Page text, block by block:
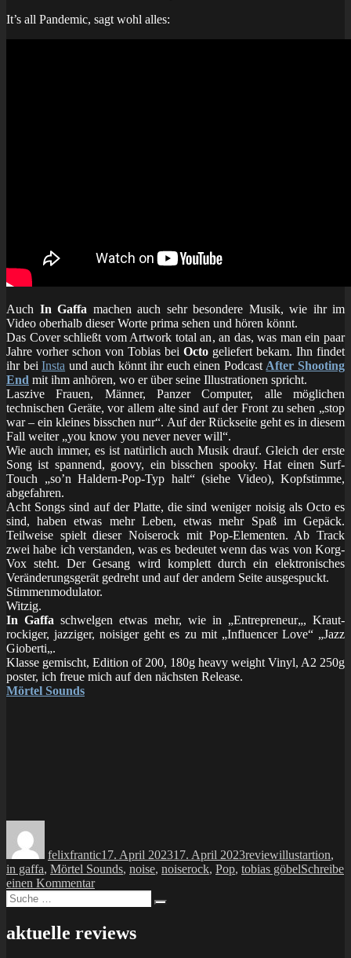
It’s all Pandemic, sagt wohl alles:
Auch In Gaffa machen auch sehr besondere Musik, wie ihr im
Video oberhalb dieser Worte prima sehen und hören könnt.
Das Cover schließt vom Artwork total an, an das, was man ein paar
Jahre vorher schon von Tobias bei Octo geliefert bekam. Ihn findet
ihr beiInsta und auch könnt ihr euch einen Podcast After Shooting
End mit ihm anhören, wo er über seine Illustrationen spricht.
Laszive Frauen, Männer, Panzer Computer, alle möglichen
technischen Geräte, vor allem alte sind auf der Front zu sehen „stop
war – ein kleines bisschen nur“. Auf der Rückseite geht es in diesem
Fall weiter „you know you never never will“.
Wie auch immer, es ist natürlich auch Musik drauf. Gleich der erste
Song ist spannend, goovy, ein bisschen spooky. Hat einen Surf-
Touch „so’n Haldern-Pop-Typ halt“ (siehe Video), Kopfstimme,
abgefahren.
Acht Songs sind auf der Platte, die sind weniger noisig als Octo es
sind, haben etwas mehr Leben, etwas mehr Spaß im Gepäck.
Teilweise spielt dieser Noiserock mit Pop-Elementen. Ab Track
zwei habe ich verstanden, was es bedeutet wenn das was von Korg-
Vox steht. Der Gesang wird komplett durch ein elektronisches
Veränderungsgerät gedreht und auf der andern Seite ausgespuckt.
Stimmenmodulator.
Witzig.
In Gaffa schwelgen etwas mehr, wie in „Entrepreneur„, Kraut-
rockiger, jazziger, noisiger geht es zu mit „Influencer Love“ „Jazz
Gioberti„.
Klasse gemischt, Edition of 200, 180g heavy weight Vinyl, A2 250g
poster, ich freue mich auf den nächsten Release.
Mörtel Sounds
felixfrantic17. April 202317. April 2023reviewillustartion,
in gaffa, Mörtel Sounds, noise, noiserock, Pop, tobias göbelSchreibe
einen Kommentarzu
in
gaffa
–
Suche
nach:
aktuelle reviews